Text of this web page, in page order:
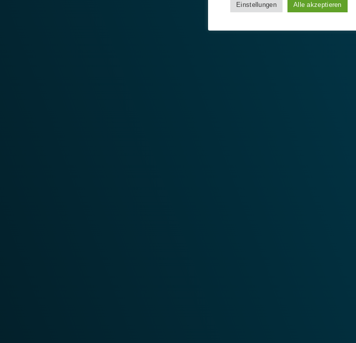
Einstellungen Alle akzeptieren